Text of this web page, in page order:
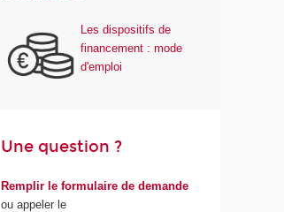
Les dispositifs de
financement : mode
d'emploi
Une question ?
Remplir le formulaire de demande
ou appeler le